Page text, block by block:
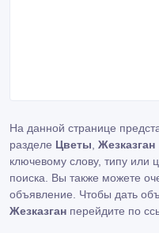
На данной странице
разделе Цветы Жезказган
ключевому слову, типу или
поиска. Вы также можете
объявление. Чтобы дать
Жезказган перейдите по